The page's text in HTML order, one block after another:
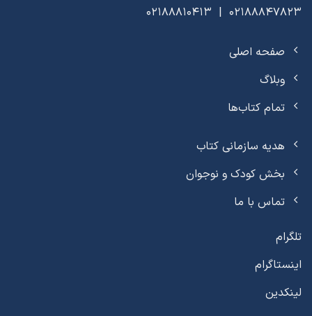
02188847823 | 02188810413
صفحه اصلی
وبلاگ
تمام کتاب‌ها
هدیه سازمانی کتاب
بخش کودک و نوجوان
تماس با ما
تلگرام
اینستاگرام
لینکدین